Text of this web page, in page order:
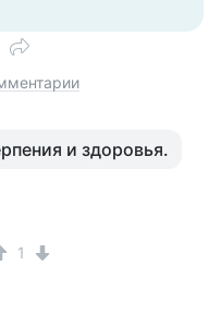
и здоровья.
1